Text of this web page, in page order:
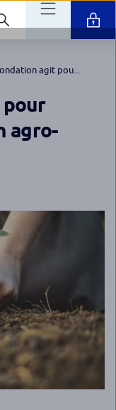
agit pou...
agro-